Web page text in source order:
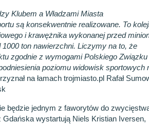
Klubem a Władzami Miasta
są konsekwentnie realizowane. To
i krawężnika wykonanej przed
ton nawierzchni. Liczymy na to, że
zgodnie z wymogami Polskiego Związku
poziomu widowisk sportowych
na łamach trojmiasto.pl Rafał
będzie jednym z faworytów do
wystartują Niels Kristian Iversen,